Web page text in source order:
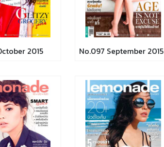
2015 No.097 September 2015